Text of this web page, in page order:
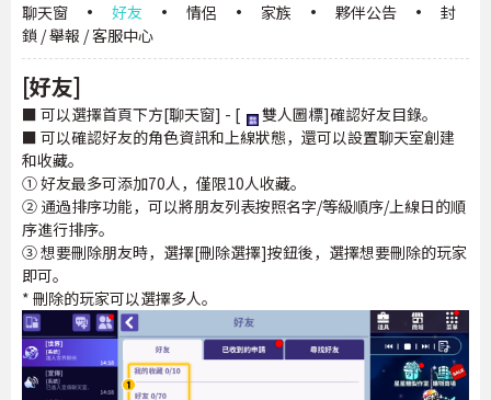
聊天窗 · 好友 · 情侶 · 家族 · 夥伴公告 ·
封
鎖 / 舉報 / 客服中心
[好友]
■ 可以選擇首頁下方[聊天窗] - [
雙人圖標]確認好友目錄。
■ 可以確認好友的角色資訊和上線狀態，還可以設置聊天室創建
和收藏。
① 好友最多可添加70人，僅限10人收藏。
② 通過排序功能，可以將朋友列表按照名字/等級順序/上線日的順
序進行排序。
③ 想要刪除朋友時，選擇[刪除選擇]按鈕後，選擇想要刪除的玩家
即可。
* 刪除的玩家可以選擇多人。